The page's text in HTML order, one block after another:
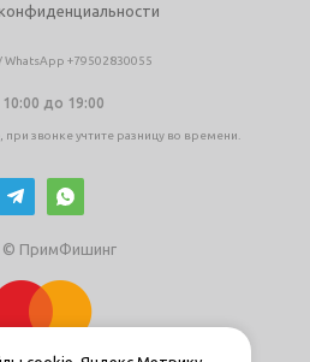
WhatsApp +79502830055
10:00 до 19:00
звонке учтите разницу во времени.
© ПримФишинг